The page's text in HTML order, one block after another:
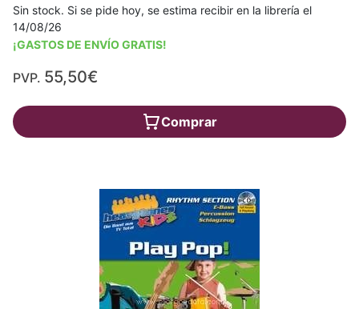
Sin stock. Si se pide hoy, se estima recibir en la librería el
14/08/26
¡GASTOS DE ENVÍO GRATIS!
PVP. 55,50€
Comprar